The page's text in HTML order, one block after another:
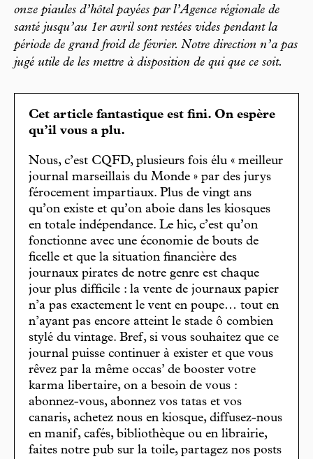
onze piaules d’hôtel payées par l’Agence régionale de
santé jusqu’au 1er avril sont restées vides pendant la
période de grand froid de février. Notre direction n’a pas
jugé utile de les mettre à disposition de qui que ce soit.
Cet article fantastique est fini. On espère
qu’il vous a plu.
Nous, c’est CQFD, plusieurs fois élu « meilleur
journal marseillais du Monde » par des jurys
férocement impartiaux. Plus de vingt ans
qu’on existe et qu’on aboie dans les kiosques
en totale indépendance. Le hic, c’est qu’on
fonctionne avec une économie de bouts de
ficelle et que la situation financière des
journaux pirates de notre genre est chaque
jour plus difficile : la vente de journaux papier
n’a pas exactement le vent en poupe… tout en
n’ayant pas encore atteint le stade ô combien
stylé du vintage. Bref, si vous souhaitez que ce
journal puisse continuer à exister et que vous
rêvez par la même occas’ de booster votre
karma libertaire, on a besoin de vous :
abonnez-vous, abonnez vos tatas et vos
canaris, achetez nous en kiosque, diffusez-nous
en manif, cafés, bibliothèque ou en librairie,
faites notre pub sur la toile, partagez nos posts